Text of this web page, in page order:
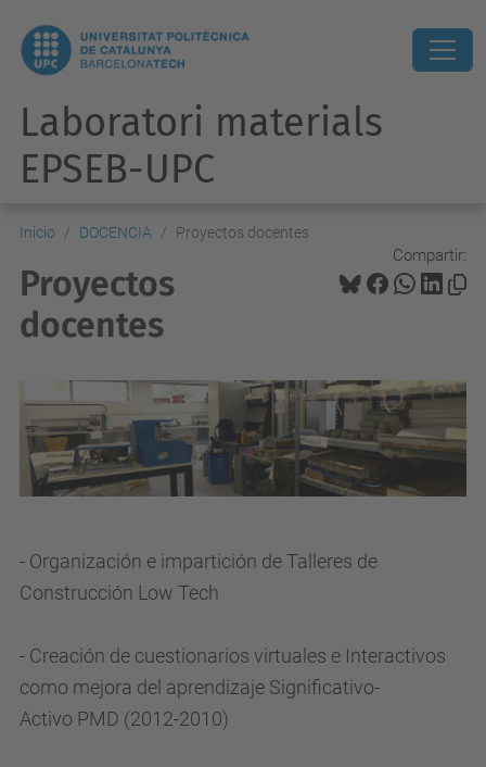
Laboratori materials
EPSEB-UPC
Inicio DOCENCIA Proyectos docentes
Compartir:
Proyectos
docentes
- Organización e impartición de Talleres de
Construcción Low Tech
- Creación de cuestionarios virtuales e Interactivos
como mejora del aprendizaje Significativo-
Activo PMD (2012-2010)